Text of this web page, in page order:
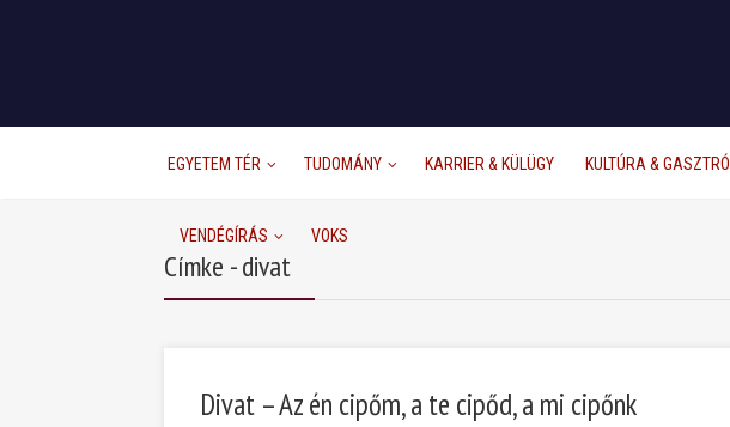
EGYETEM TÉR TUDOMÁNY KARRIER & KÜLÜGY KULTÚRA & GASZTRÓ
VENDÉGÍRÁS VOKS
Címke - divat
Divat – Az én cipőm, a te cipőd, a mi cipőnk